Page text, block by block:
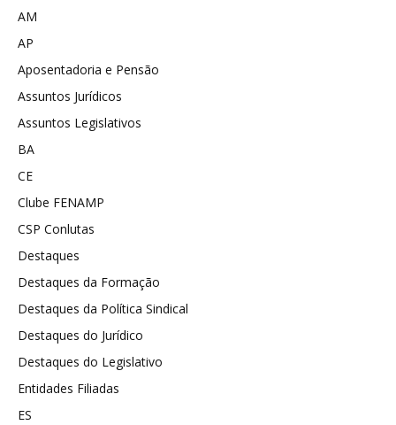
AM
AP
Aposentadoria e Pensão
Assuntos Jurídicos
Assuntos Legislativos
BA
CE
Clube FENAMP
CSP Conlutas
Destaques
Destaques da Formação
Destaques da Política Sindical
Destaques do Jurídico
Destaques do Legislativo
Entidades Filiadas
ES